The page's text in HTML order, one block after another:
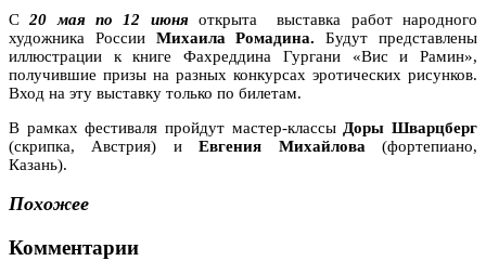
С20 мая по 12 июня открыта выставка работ народного
художника России Михаила Ромадина.Будут представлены
иллюстрации к книге Фахреддина Гургани «Вис и Рамин»,
получившие призы на разных конкурсах эротических рисунков.
Вход на эту выставку только по билетам.
В рамках фестиваля пройдут мастер-классы Доры Шварцберг
(скрипка, Австрия) иЕвгения Михайлова(фортепиано,
Казань).
Похожее
Комментарии